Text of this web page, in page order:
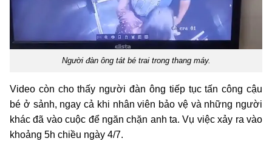
Người đàn ông tát bé trai trong thang máy.
Video còn cho thấy người đàn ông tiếp tục tấn công cậu
bé ở sảnh, ngay cả khi nhân viên bảo vệ và những người
khác đã vào cuộc để ngăn chặn anh ta. Vụ việc xảy ra vào
khoảng 5h chiều ngày 4/7.